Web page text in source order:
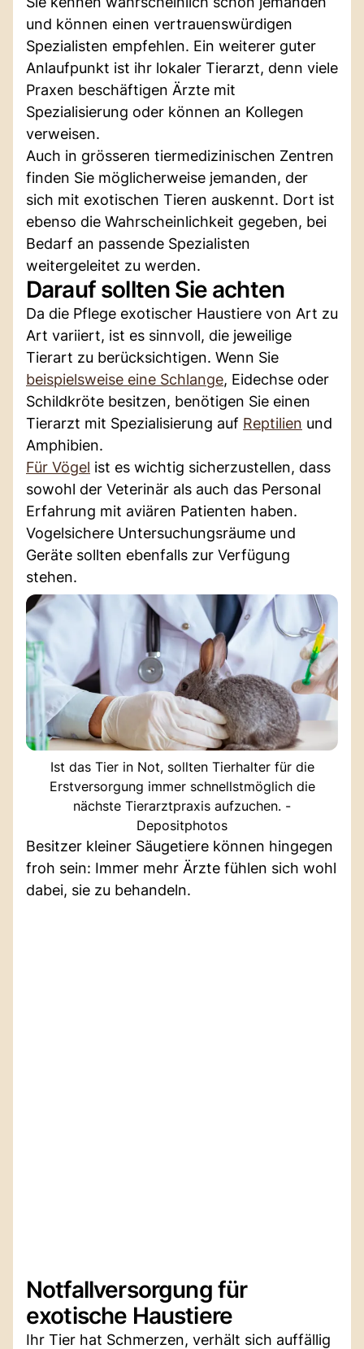
und können einen vertrauenswürdigen
Spezialisten empfehlen. Ein weiterer guter
Anlaufpunkt ist ihr lokaler Tierarzt, denn viele
Praxen beschäftigen Ärzte mit
Spezialisierung oder können an Kollegen
verweisen.
Auch in grösseren tiermedizinischen Zentren
finden Sie möglicherweise jemanden, der
sich mit exotischen Tieren auskennt. Dort ist
ebenso die Wahrscheinlichkeit gegeben, bei
Bedarf an passende Spezialisten
weitergeleitet zu werden.
Darauf sollten Sie achten
Da die Pflege exotischer Haustiere von Art zu
Art variiert, ist es sinnvoll, die jeweilige
Tierart zu berücksichtigen. Wenn Sie
beispielsweise eine Schlange, Eidechse oder
Schildkröte besitzen, benötigen Sie einen
Tierarzt mit Spezialisierung auf Reptilien und
Amphibien.
Für Vögel ist es wichtig sicherzustellen, dass
sowohl der Veterinär als auch das Personal
Erfahrung mit aviären Patienten haben.
Vogelsichere Untersuchungsräume und
Geräte sollten ebenfalls zur Verfügung
stehen.
Ist das Tier in Not, sollten Tierhalter für die
Erstversorgung immer schnellstmöglich die
nächste Tierarztpraxis aufzuchen. -
Depositphotos
Besitzer kleiner Säugetiere können hingegen
froh sein: Immer mehr Ärzte fühlen sich wohl
dabei, sie zu behandeln.
Notfallversorgung für
exotische Haustiere
Ihr Tier hat Schmerzen, verhält sich auffällig